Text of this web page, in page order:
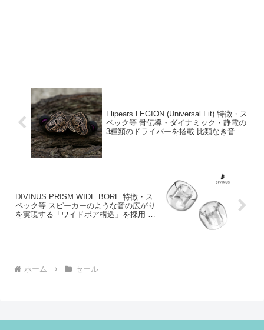
Flipears LEGION (Universal Fit) 特徴・ス
ペック等 骨伝導・ダイナミック・静電の
3種類のドライバーを搭載 比類なき音響
DIVINUS PRISM WIDE BORE 特徴・ス
ペック等 スピーカーのような音の広がり
を実現する「ワイドボア構造」を採用 装
ホーム セール